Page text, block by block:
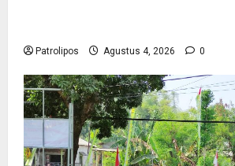
Patrolipos Agustus 4, 2026 0